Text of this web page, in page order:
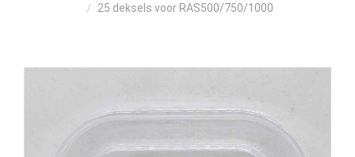
25 deksels voor RAS500/750/1000